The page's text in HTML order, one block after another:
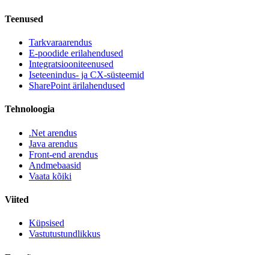
Teenused
Tarkvaraarendus
E-poodide erilahendused
Integratsiooniteenused
Iseteenindus- ja CX-süsteemid
SharePoint ärilahendused
Tehnoloogia
.Net arendus
Java arendus
Front-end arendus
Andmebaasid
Vaata kõiki
Viited
Küpsised
Vastutustundlikkus